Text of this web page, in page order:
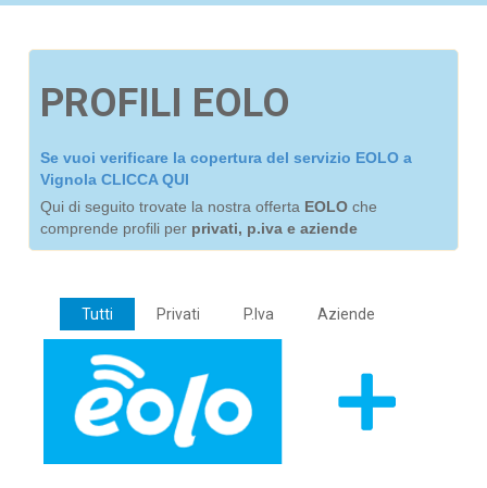
PROFILI EOLO
Se vuoi verificare la copertura del servizio EOLO a
Vignola CLICCA QUI
Qui di seguito trovate la nostra offerta EOLO che
comprende profili per privati, p.iva e aziende
Tutti Privati P.Iva Aziende